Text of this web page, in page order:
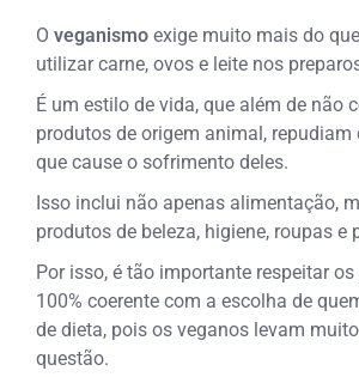
Oveganismo exige muito mais do
utilizar carne, ovos e leite nos
É um estilo de vida, que além de não
produtos de origem animal, repudiam
que cause o sofrimento deles.
Isso inclui não apenas alimentação,
produtos de beleza, higiene, roupas e
Por isso, é tão importante respeitar
100% coerente com a escolha de
de dieta, pois os veganos levam
questão.